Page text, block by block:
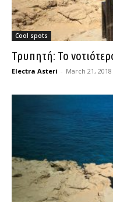
Cool spots
Τρυπητή: Το
Electra Asteri - March 21, 2018